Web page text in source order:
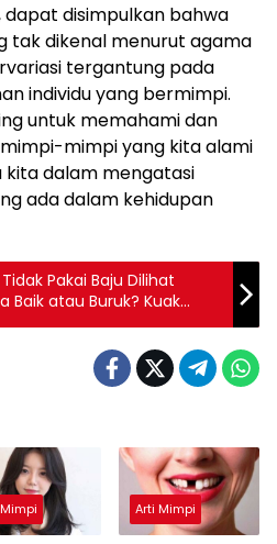
dapat disimpulkan bahwa
tak dikenal menurut agama
tergantung pada
individu yang bermimpi.
untuk memahami dan
mimpi yang kita alami
dalam mengatasi
ada dalam kehidupan
Pakai Baju Dilihat
Baik atau Buruk? Kuak
Arti Mimpi